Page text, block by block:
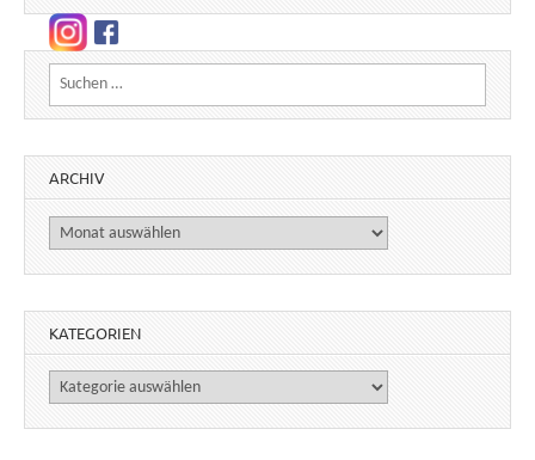
Suchen nach:
ARCHIV
Archiv
KATEGORIEN
Kategorien